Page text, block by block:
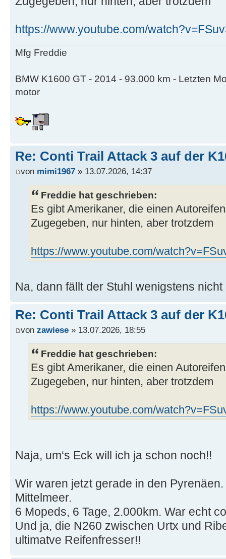
https://www.youtube.com/
Mfg Freddie
BMW K1600 GT - 2014 - 93.000 km - Letzten
motor
Re: Conti Trail Attack 3 auf der
von mimi1967 » 13.07.2026, 14:37
Freddie hat geschrieben:
Es gibt Amerikaner, die einen
Zugegeben, nur hinten, aber trotzdem
https://www.youtube.com/
Na, dann fällt der Stuhl wenigstens
Re: Conti Trail Attack 3 auf der
von zawiese » 13.07.2026, 18:55
Freddie hat geschrieben:
Es gibt Amerikaner, die einen
Zugegeben, nur hinten, aber trotzdem
https://www.youtube.com/
Naja, um‘s Eck will ich ja schon noch!!
Wir waren jetzt gerade in den
Mittelmeer.
6 Mopeds, 6 Tage, 2.000km. War echt
Und ja, die N260 zwischen Urtx und
ultimatve Reifenfresser!!